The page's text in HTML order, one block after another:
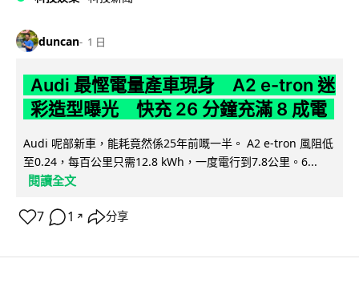
duncan 1 日
Audi 最慳電量產車現身 A2 e-tron 迷
彩造型曝光 快充 26 分鐘充滿 8 成電
Audi 呢部新車，能耗竟然係25年前嘅一半。 A2 e-tron 風阻低
至0.24，每百公里只需12.8 kWh，一度電行到7.8公里。6...
閱讀全文
7 1 ↗ 分享